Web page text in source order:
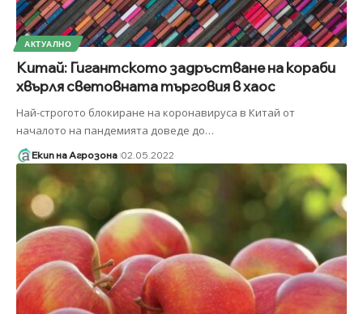
АКТУАЛНО
Китай: Гигантското задръстване на кораби
хвърля световната търговия в хаос
Най-строгото блокиране на коронавируса в Китай от
началото на пандемията доведе до…
Екип на Агрозона 02.05.2022